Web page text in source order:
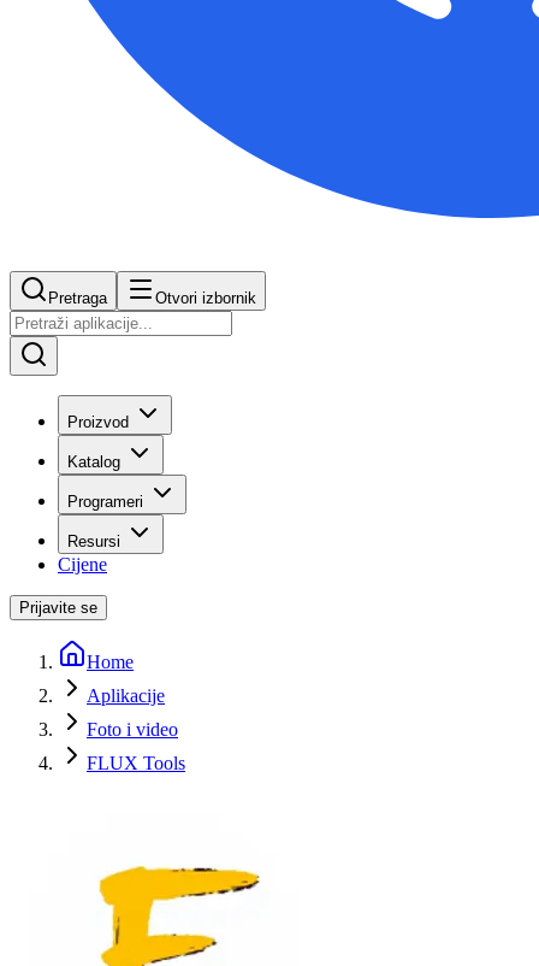
Pretraga Otvori izbornik
Proizvod
Katalog
Programeri
Resursi
Cijene
Prijavite se
Home
Aplikacije
Foto i video
FLUX Tools